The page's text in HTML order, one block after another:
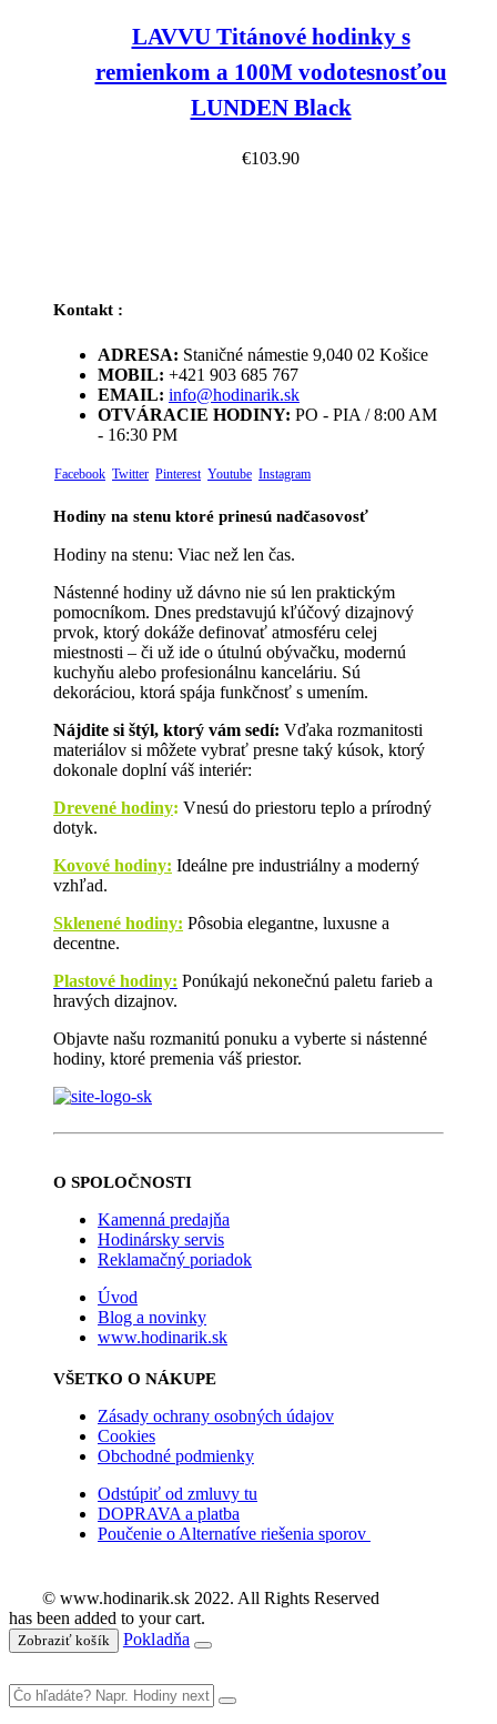
LAVVU Titánové hodinky s
remienkom a 100M vodotesnosťou
LUNDEN Black
€103.90
Kontakt :
ADRESA: Staničné námestie 9,040 02 Košice
MOBIL: +421 903 685 767
EMAIL: info@hodinarik.sk
OTVÁRACIE HODINY: PO - PIA / 8:00 AM
- 16:30 PM
Facebook Twitter Pinterest Youtube Instagram
Hodiny na stenu ktoré prinesú nadčasovosť
Hodiny na stenu: Viac než len čas.
Nástenné hodiny už dávno nie sú len praktickým
pomocníkom. Dnes predstavujú kľúčový dizajnový
prvok, ktorý dokáže definovať atmosféru celej
miestnosti – či už ide o útulnú obývačku, modernú
kuchyňu alebo profesionálnu kanceláriu. Sú
dekoráciou, ktorá spája funkčnosť s umením.
Nájdite si štýl, ktorý vám sedí: Vďaka rozmanitosti
materiálov si môžete vybrať presne taký kúsok, ktorý
dokonale doplní váš interiér:
Drevené hodiny: Vnesú do priestoru teplo a prírodný
dotyk.
Kovové hodiny: Ideálne pre industriálny a moderný
vzhľad.
Sklenené hodiny: Pôsobia elegantne, luxusne a
decentne.
Plastové hodiny: Ponúkajú nekonečnú paletu farieb a
hravých dizajnov.
Objavte našu rozmanitú ponuku a vyberte si nástenné
hodiny, ktoré premenia váš priestor.
O SPOLOČNOSTI
Kamenná predajňa
Hodinársky servis
Reklamačný poriadok
Úvod
Blog a novinky
www.hodinarik.sk
VŠETKO O NÁKUPE
Zásady ochrany osobných údajov
Cookies
Obchodné podmienky
Odstúpiť od zmluvy tu
DOPRAVA a platba
Poučenie o Alternatíve riešenia sporov
© www.hodinarik.sk 2022. All Rights Reserved
has been added to your cart.
Zobraziť košík Pokladňa